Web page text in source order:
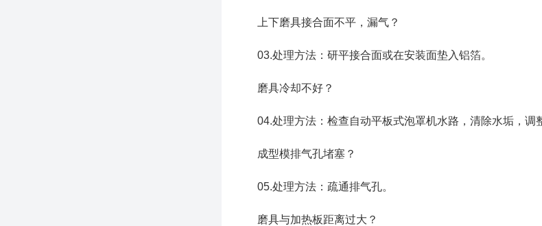
上下磨具接合面不平，漏气？
03.处理方法：研平接合面或在安装面垫入铝箔。
磨具冷却不好？
04.处理方法：检查自动平板式泡罩机水路，清除水垢，调
成型模排气孔堵塞？
05.处理方法：疏通排气孔。
磨具与加热板距离过大？